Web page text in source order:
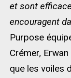
et sont
encouragent
Purpose
Crémer,
que les voiles